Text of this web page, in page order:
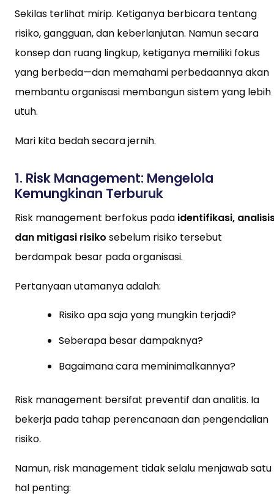
Sekilas terlihat mirip. Ketiganya berbicara tentang
risiko, gangguan, dan keberlanjutan. Namun secara
konsep dan ruang lingkup, ketiganya memiliki fokus
yang berbeda—dan memahami perbedaannya akan
membantu organisasi membangun sistem yang lebih
utuh.
Mari kita bedah secara jernih.
1. Risk Management: Mengelola
Kemungkinan Terburuk
Risk management berfokus pada identifikasi,
dan mitigasi risiko sebelum risiko tersebut
berdampak besar pada organisasi.
Pertanyaan utamanya adalah:
Risiko apa saja yang mungkin terjadi?
Seberapa besar dampaknya?
Bagaimana cara meminimalkannya?
Risk management bersifat preventif dan analitis. Ia
bekerja pada tahap perencanaan dan pengendalian
risiko.
Namun, risk management tidak selalu menjawab satu
hal penting: